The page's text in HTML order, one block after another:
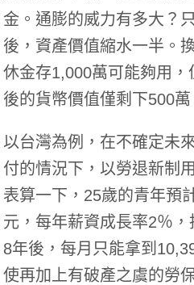
金。通膨的威力有多大？
後，資產價值縮水一半。
休金存1,000萬可能夠用
後的貨幣價值僅剩下500
以台灣為例，在不確定未
付的情況下，以勞退新制
表算一下，25歲的青年預
元，每年薪資成長率2％
8年後，每月只能拿到
使再加上有破產之虞的勞